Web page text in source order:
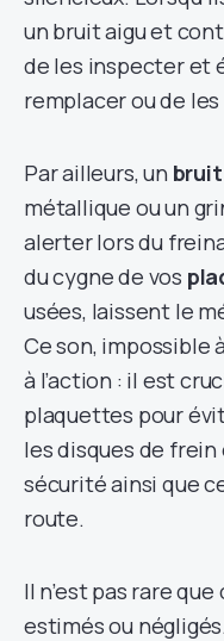
un bruit aigu et
de les inspecter et
remplacer ou de
Par ailleurs, un
métallique ou un
alerter lors du
du cygne de vos
usées, laissent le
Ce son, impossible
à l’action : il est
plaquettes pour
les disques de
sécurité ainsi que
route.
Il n’est pas rare
estimés ou